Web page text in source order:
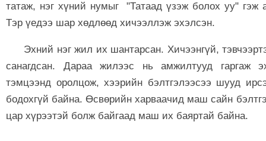
татаж, нэг хүний нумыг "Татаад үзэж болох уу" гэж
Тэр үедээ шар хөдлөөд хичээллэж эхэлсэн.
Эхний нэг жил их шантарсан. Хичээнгүй,
санагдсан. Дараа жилээс нь амжилтууд гаргаж
тэмцээнд оролцож, хээрийн бэлтгэлээсээ шууд
бодохгүй байна. Өсвөрийн харваачид маш сайн
цар хүрээтэй болж байгаад маш их баяртай байна.